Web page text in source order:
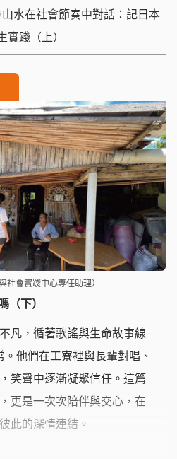
水在社會節奏中對話：記日本
踐（上）
（下）
社會實踐中心專任助理）
凡，循著歌謠與生命故事線
他們在工寮裡與長輩對唱、
笑聲中逐漸凝聚信任。這篇
更是一次次陪伴與交心，在
此的深情連結。